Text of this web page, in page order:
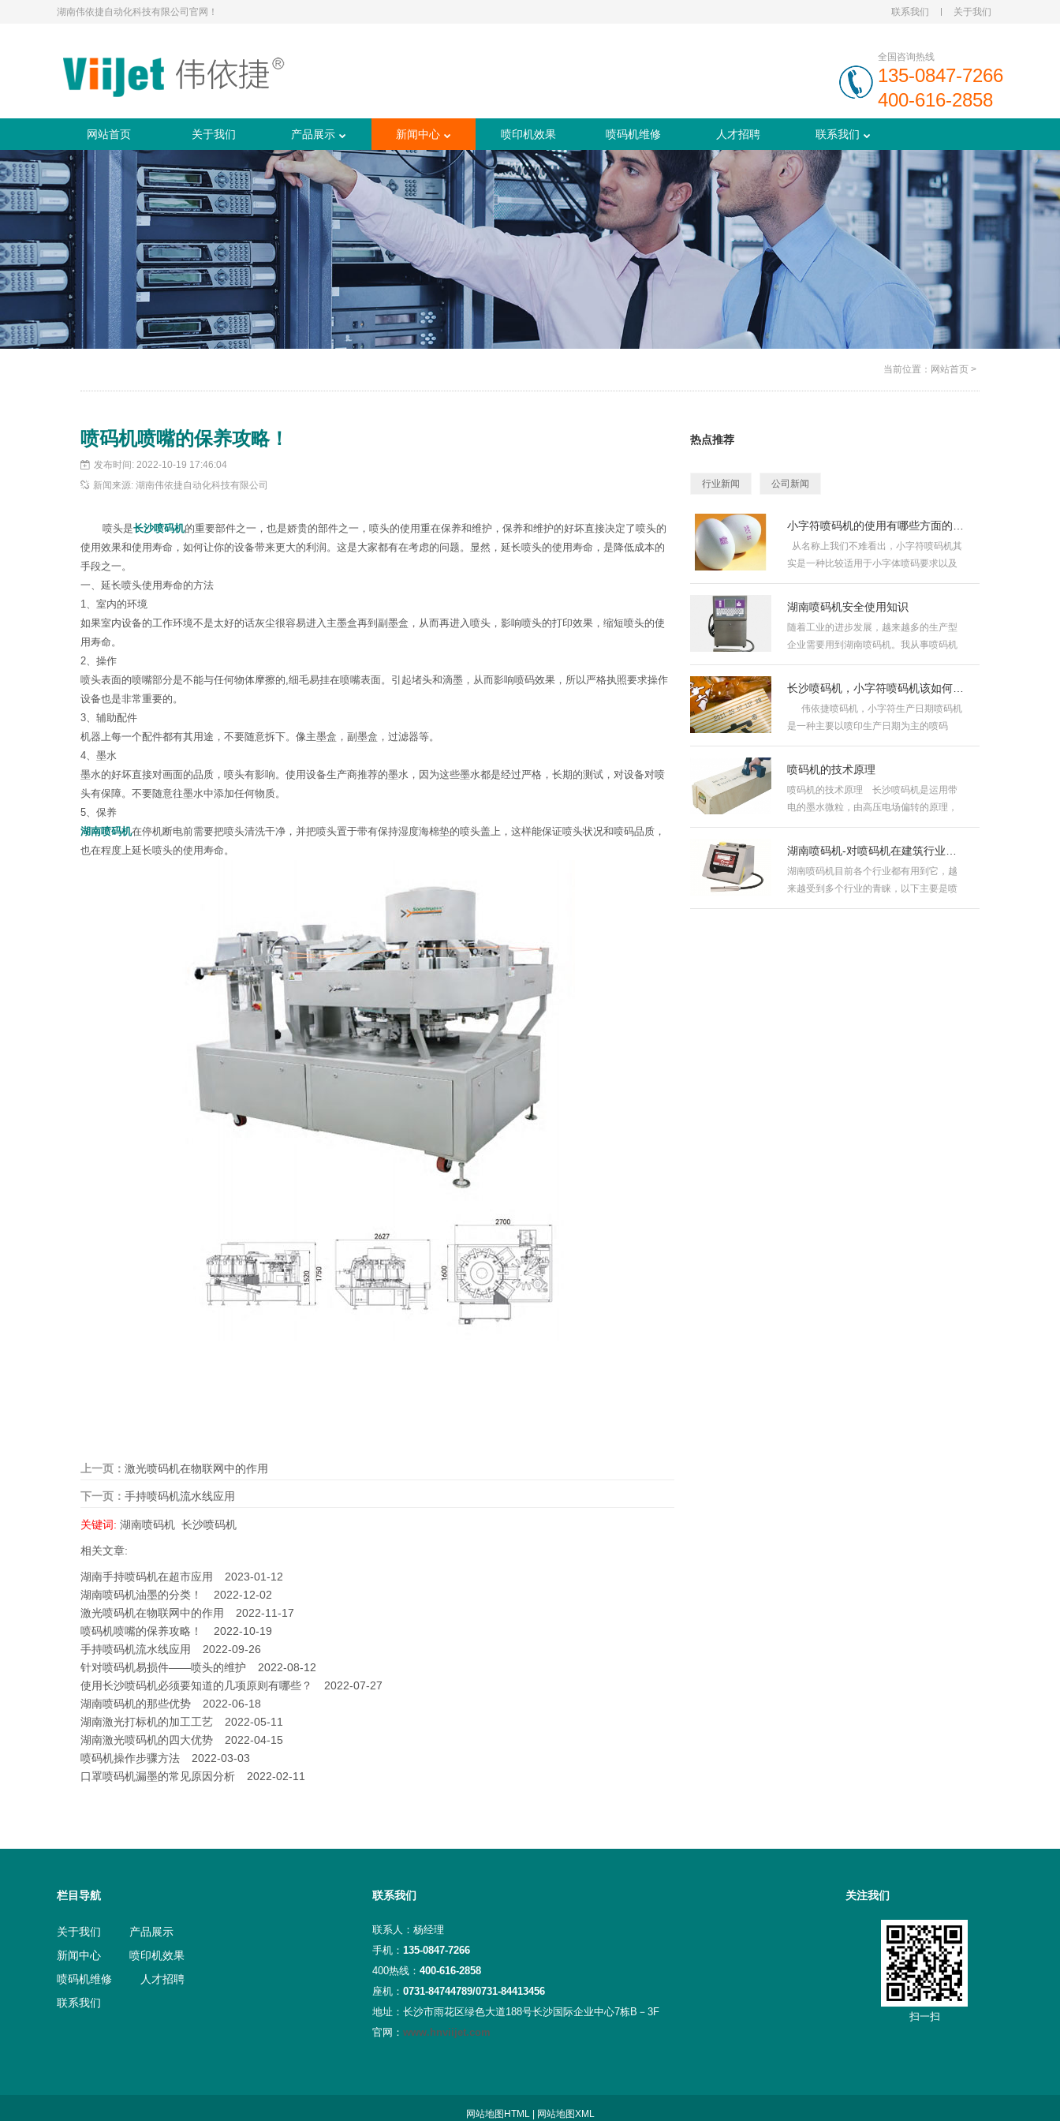
联系我们 关于我们
湖南伟依捷自动化科技有限公司官网！
全国咨询热线
135-0847-7266
400-616-2858
网站首页 关于我们 产品展示 新闻中心 喷印机效果 喷码机维修 人才招聘 联系我们
当前位置： 网站首页 >
喷码机喷嘴的保养攻略！
发布时间: 2022-10-19 17:46:04
新闻来源: 湖南伟依捷自动化科技有限公司
喷头是长沙喷码机的重要部件之一，也是娇贵的部件之一，喷头的使用重在保养和维护，保养和维护的好坏直接决定了喷头的
使用效果和使用寿命，如何让你的设备带来更大的利润。这是大家都有在考虑的问题。显然，延长喷头的使用寿命，是降低成本的
手段之一。
一、延长喷头使用寿命的方法
1、室内的环境
如果室内设备的工作环境不是太好的话灰尘很容易进入主墨盒再到副墨盒，从而再进入喷头，影响喷头的打印效果，缩短喷头的使
用寿命。
2、操作
喷头表面的喷嘴部分是不能与任何物体摩擦的,细毛易挂在喷嘴表面。引起堵头和滴墨，从而影响喷码效果，所以严格执照要求操作
设备也是非常重要的。
3、辅助配件
机器上每一个配件都有其用途，不要随意拆下。像主墨盒，副墨盒，过滤器等。
4、墨水
墨水的好坏直接对画面的品质，喷头有影响。使用设备生产商推荐的墨水，因为这些墨水都是经过严格，长期的测试，对设备对喷
头有保障。不要随意往墨水中添加任何物质。
5、保养
湖南喷码机在停机断电前需要把喷头清洗干净，并把喷头置于带有保持湿度海棉垫的喷头盖上，这样能保证喷头状况和喷码品质，
也在程度上延长喷头的使用寿命。
上一页： 激光喷码机在物联网中的作用
下一页： 手持喷码机流水线应用
关键词: 湖南喷码机 长沙喷码机
相关文章:
湖南手持喷码机在超市应用
2023-01-12
湖南喷码机油墨的分类！
2022-12-02
激光喷码机在物联网中的作用
2022-11-17
喷码机喷嘴的保养攻略！
2022-10-19
手持喷码机流水线应用
2022-09-26
针对喷码机易损件——喷头的维护
2022-08-12
使用长沙喷码机必须要知道的几项原则有哪些？​
2022-07-27
湖南喷码机的那些优势
2022-06-18
湖南激光打标机的加工工艺
2022-05-11
湖南激光喷码机的四大优势
2022-04-15
喷码机操作步骤方法
2022-03-03
口罩喷码机漏墨的常见原因分析
2022-02-11
热点推荐
行业新闻 公司新闻
从名称上我们不难看出，小字符喷码机其
实是一种比较适用于小字体喷码要求以及
特殊小字符打印环境之...
湖南喷码机安全使用知识
随着工业的进步发展，越来越多的生产型
企业需要用到湖南喷码机。我从事喷码机
行业多年，借微信平台向各位朋...
长沙喷码机，小字符喷码机该如何保养？
伟依捷喷码机，小字符生产日期喷码机
是一种主要以喷印生产日期为主的喷码
机，大多数...
喷码机的技术原理
喷码机的技术原理 长沙喷码机是运用带
电的墨水微粒，由高压电场偏转的原理，
在各种物体表面上...
湖南喷码机目前各个行业都有用到它，越
来越受到多个行业的青睐，以下主要是喷
码机在建筑行业应用表现的几个...
栏目导航
关于我们
产品展示
新闻中心
喷印机效果
喷码机维修
人才招聘
联系我们
联系我们
联系人：杨经理
手机： 135-0847-7266
400热线： 400-616-2858
座机： 0731-84744789/0731-84413456
地址：长沙市雨花区绿色大道188号长沙国际企业中心7栋B－3F
官网： www.hnviijet.com
关注我们
扫一扫
网站地图HTML| 网站地图XML